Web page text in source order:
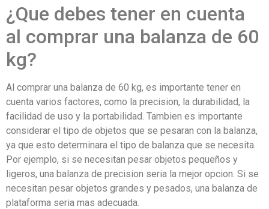
¿Que debes tener en cuenta
al comprar una balanza de 60
kg?
Al comprar una balanza de 60 kg, es importante tener en
cuenta varios factores, como la precision, la durabilidad, la
facilidad de uso y la portabilidad. Tambien es importante
considerar el tipo de objetos que se pesaran con la balanza,
ya que esto determinara el tipo de balanza que se necesita.
Por ejemplo, si se necesitan pesar objetos pequeños y
ligeros, una balanza de precision seria la mejor opcion. Si se
necesitan pesar objetos grandes y pesados, una balanza de
plataforma seria mas adecuada.